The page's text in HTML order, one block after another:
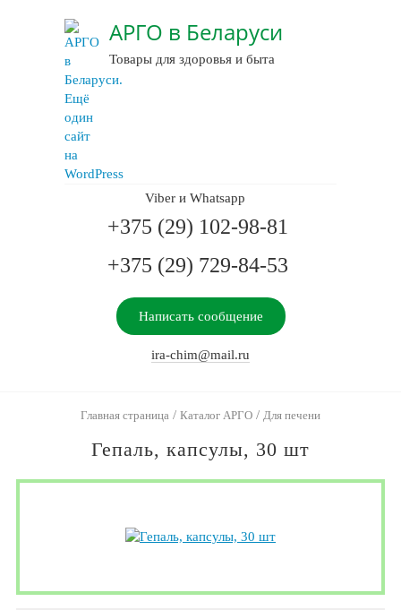
АРГО в Беларуси
Товары для здоровья и быта
Viber и Whatsapp
+375 (29) 102-98-81
+375 (29) 729-84-53
Написать сообщение
ira-chim@mail.ru
Главная страница / Каталог АРГО / Для печени
Гепаль, капсулы, 30 шт